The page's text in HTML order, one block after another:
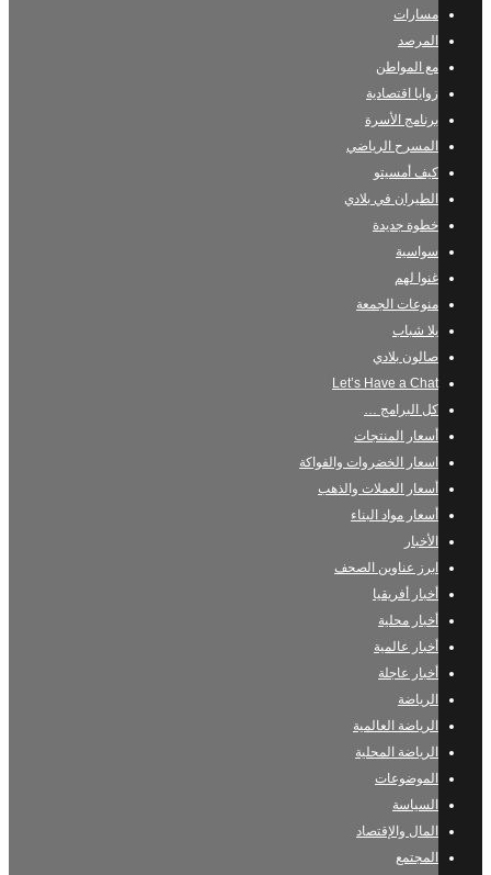
مسارات
المرصد
مع المواطن
زوايا اقتصادية
برنامج الأسرة
المسرح الرياضي
كيف أمسيتو
الطيران في بلادي
خطوة جديدة
سواسية
غنوا لهم
منوعات الجمعة
يلا شباب
صالون بلادي
Let’s Have a Chat
كل البرامج …
أسعار المنتجات
اسعار الخضروات والفواكة
أسعار العملات والذهب
أسعار مواد البناء
الأخبار
ابرز عناوين الصحف
أخبار أفريقيا
أخبار محلية
أخبار عالمية
أخبار عاجلة
الرياضة
الرياضة العالمية
الرياضة المحلية
الموضوعات
السياسة
المال والإقتصاد
المجتمع